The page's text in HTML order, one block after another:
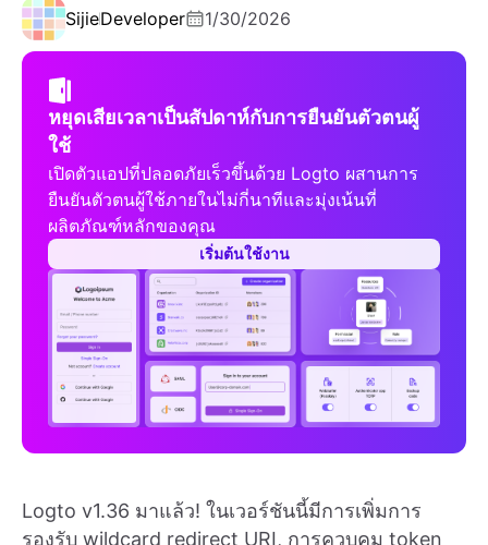
SijieDeveloper 1/30/2026
หยุดเสียเวลาเป็นสัปดาห์กับการยืนยันตัวตนผู้
ใช้
เปิดตัวแอปที่ปลอดภัยเร็วขึ้นด้วย Logto ผสานการ
ยืนยันตัวตนผู้ใช้ภายในไม่กี่นาทีและมุ่งเน้นที่
ผลิตภัณฑ์หลักของคุณ
เริ่มต้นใช้งาน
Logto v1.36 มาแล้ว! ในเวอร์ชันนี้มีการเพิ่มการ
รองรับ wildcard redirect URI, การควบคุม token